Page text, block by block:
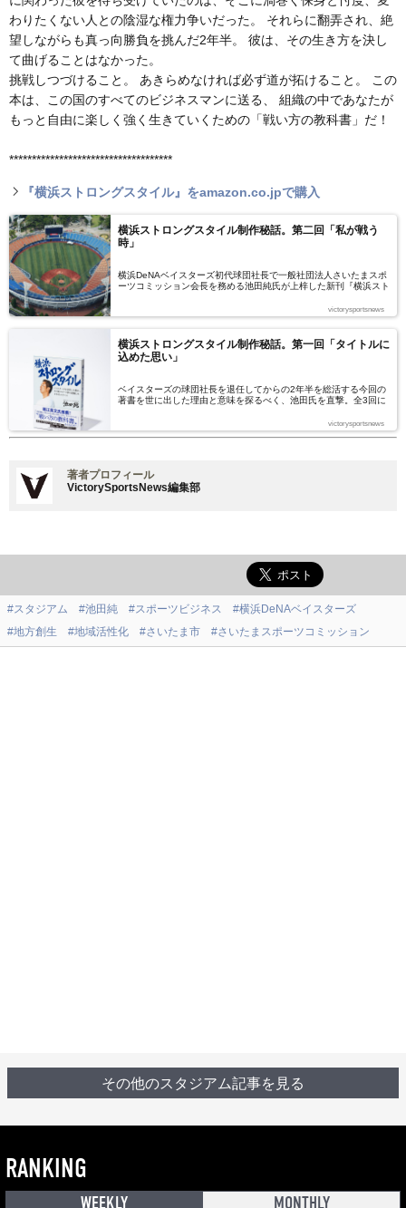
わりたくない人との陰湿な権力争いだった。 それらに翻弄され、絶
望しながらも真っ向勝負を挑んだ2年半。 彼は、その生き方を決し
て曲げることはなかった。
挑戦しつづけること。 あきらめなければ必ず道が拓けること。 この
本は、この国のすべてのビジネスマンに送る、 組織の中であなたが
もっと自由に楽しく強く生きていくための「戦い方の教科書」だ！
************************************
『横浜ストロングスタイル』をamazon.co.jpで購入
横浜ストロングスタイル制作秘話。第二回「私が戦う
時」
横浜DeNAベイスターズ初代球団社長で一般社団法人さいたまスポ
ーツコミッション会長を務める池田純氏が上梓した新刊『横浜スト
話に迫る全3回シリーズの第2回。「タイトルに込めた思い」を取
り上げた前回に続き、今回は「私が戦う時」をテーマに掘り下げ
victorysportsnews
横浜ストロングスタイル制作秘話。第一回「タイトルに
込めた思い」
ベイスターズの球団社長を退任してからの2年半を総活する今回の
著書を世に出した理由と意味を探るべく、池田氏を直撃。全3回に
victorysportsnews
著者プロフィール
VictorySportsNews編集部
#スタジアム #池田純 #スポーツビジネス
#横浜DeNAベイスターズ
#地方創生
#地域活性化 #さいたま市 #さいたまスポーツコミッション
その他のスタジアム記事を見る
RANKING
WEEKLY MONTHLY